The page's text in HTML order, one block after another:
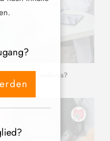
etwas anderes?